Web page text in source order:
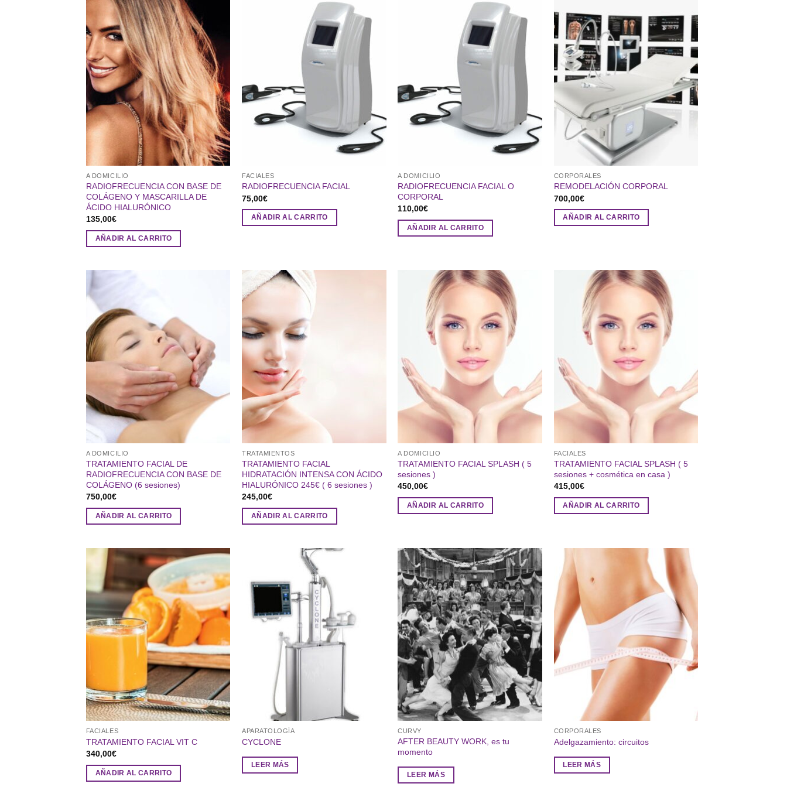
A DOMICILIO
RADIOFRECUENCIA CON BASE DE
COLÁGENO Y MASCARILLA DE
ÁCIDO HIALURÓNICO
135,00€
AÑADIR AL CARRITO
FACIALES
RADIOFRECUENCIA FACIAL
75,00€
AÑADIR AL CARRITO
A DOMICILIO
RADIOFRECUENCIA FACIAL O
CORPORAL
110,00€
AÑADIR AL CARRITO
CORPORALES
REMODELACIÓN CORPORAL
700,00€
AÑADIR AL CARRITO
A DOMICILIO
TRATAMIENTO FACIAL DE
RADIOFRECUENCIA CON BASE DE
COLÁGENO (6 sesiones)
750,00€
AÑADIR AL CARRITO
TRATAMIENTOS
TRATAMIENTO FACIAL
HIDRATACIÓN INTENSA CON ÁCIDO
HIALURÓNICO 245€ ( 6 sesiones )
245,00€
AÑADIR AL CARRITO
A DOMICILIO
TRATAMIENTO FACIAL SPLASH ( 5
sesiones )
450,00€
AÑADIR AL CARRITO
FACIALES
TRATAMIENTO FACIAL SPLASH ( 5
sesiones + cosmética en casa )
415,00€
AÑADIR AL CARRITO
FACIALES
TRATAMIENTO FACIAL VIT C
340,00€
AÑADIR AL CARRITO
APARATOLOGÍA
CYCLONE
LEER MÁS
CURVY
AFTER BEAUTY WORK, es tu
momento
LEER MÁS
CORPORALES
Adelgazamiento: circuitos
LEER MÁS